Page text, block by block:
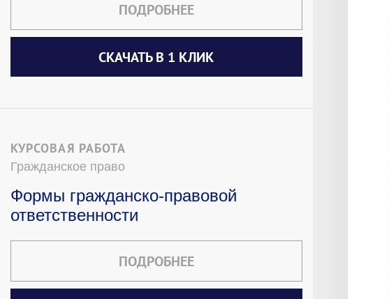
ПОДРОБНЕЕ
СКАЧАТЬ В 1 КЛИК
КУРСОВАЯ РАБОТА
Гражданское право
Формы гражданско-правовой
ответственности
ПОДРОБНЕЕ